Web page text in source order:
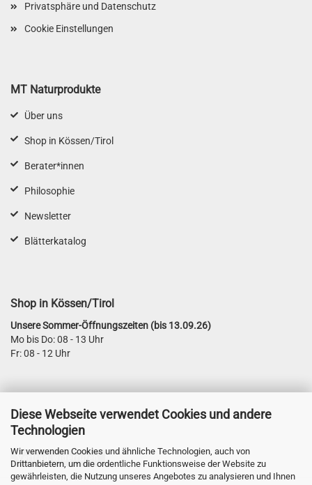
Diese Webseite verwendet Cookies und andere
Technologien
Wir verwenden Cookies und ähnliche Technologien, auch von
Drittanbietern, um die ordentliche Funktionsweise der Website zu
gewährleisten, die Nutzung unseres Angebotes zu analysieren und Ihnen
Privatsphäre und Datenschutz
Cookie Einstellungen
MT Naturprodukte
Über uns
Shop in Kössen/Tirol
Berater*innen
Philosophie
Newsletter
Blätterkatalog
Shop in Kössen/Tirol
Unsere Sommer-Öffnungszeiten (bis 13.09.26)
Mo bis Do: 08 - 13 Uhr
Fr: 08 - 12 Uhr
Vertrag widerrufen